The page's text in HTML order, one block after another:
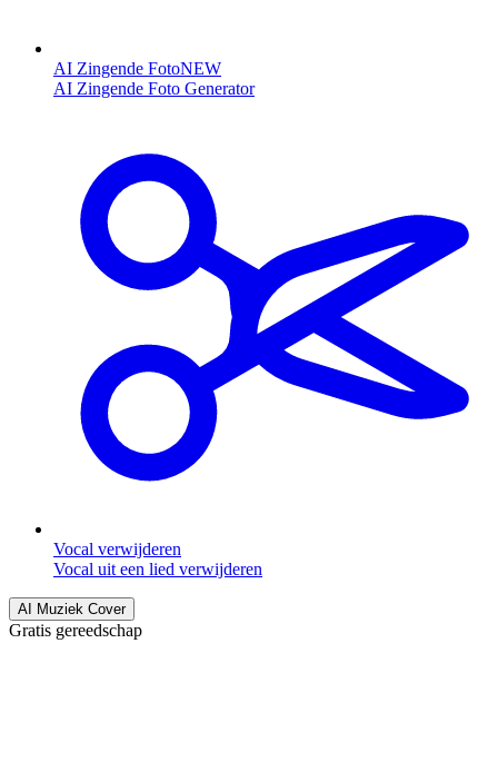
AI Zingende FotoNEW
AI Zingende Foto Generator
Vocal verwijderen
Vocal uit een lied verwijderen
AI Muziek Cover
Gratis gereedschap